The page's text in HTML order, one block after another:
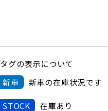
タグの表示について
新車
新車の在庫状況です
STOCK
在庫あり